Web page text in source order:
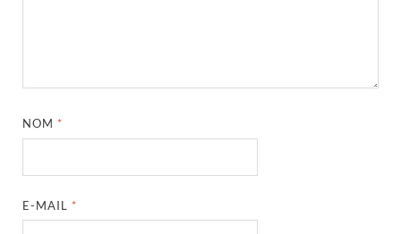
NOM *
E-MAIL *